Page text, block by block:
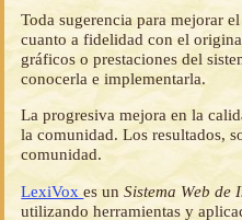
Toda sugerencia para mejorar
cuanto a fidelidad con el
gráficos o prestaciones del
conocerla e implementarla.
La progresiva mejora en la
la comunidad. Los resultados,
comunidad.
LexiVoxes unSistema Web de
utilizando herramientas y